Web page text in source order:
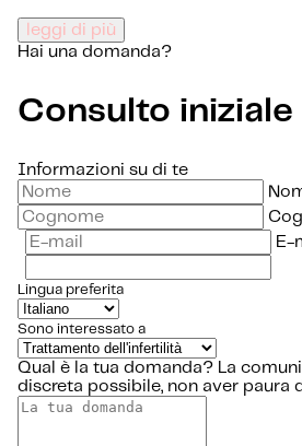
leggi di più
Hai una domanda?
Consulto
Informazioni su di te
E-
Lingua preferita
Sono interessato a
Qual è la tua domanda? La
discreta possibile, non aver paura